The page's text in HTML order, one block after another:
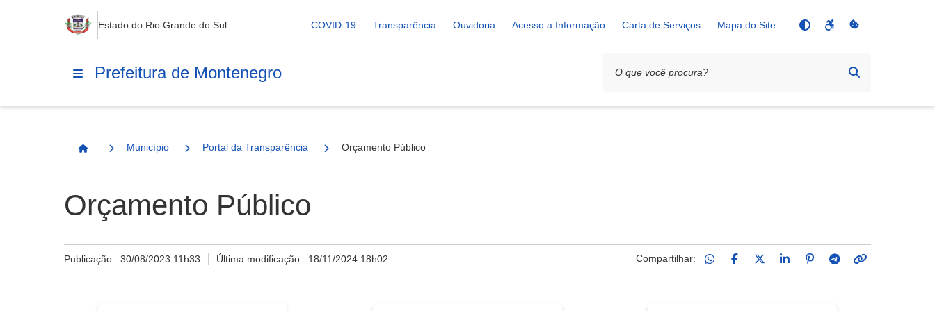
Estado do Rio Grande do Sul COVID-19 Transparência Ouvidoria Acesso a Informação Carta de Serviços Mapa do Site
Prefeitura de Montenegro
Página Inicial
Município Portal da Transparência Orçamento Público
Orçamento Público
Publicação: 30/08/2023 11h33 Última modificação: 18/11/2024 18h02 Compartilhar: